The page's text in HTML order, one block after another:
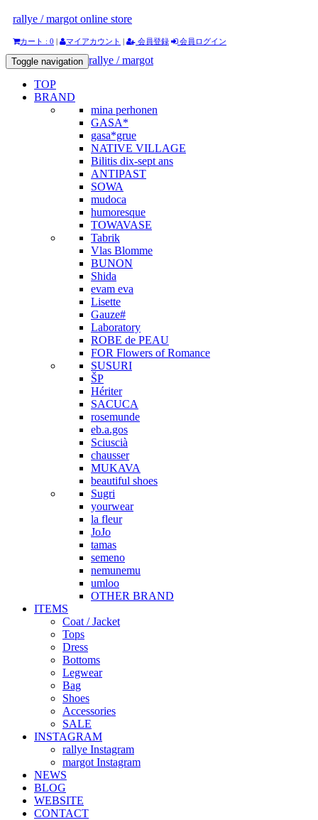
rallye / margot online store
カート : 0 | マイアカウント | 会員登録 会員ログイン
rallye / margot
Toggle navigation
TOP
BRAND
mina perhonen
GASA*
gasa*grue
NATIVE VILLAGE
Bilitis dix-sept ans
ANTIPAST
SOWA
mudoca
humoresque
TOWAVASE
Tabrik
Vlas Blomme
BUNON
Shida
evam eva
Lisette
Gauze#
Laboratory
ROBE de PEAU
FOR Flowers of Romance
SUSURI
ŠP
Hériter
SACUCA
rosemunde
eb.a.gos
Sciuscià
chausser
MUKAVA
beautiful shoes
Sugri
yourwear
la fleur
JoJo
tamas
semeno
nemunemu
umloo
OTHER BRAND
ITEMS
Coat / Jacket
Tops
Dress
Bottoms
Legwear
Bag
Shoes
Accessories
SALE
INSTAGRAM
rallye Instagram
margot Instagram
NEWS
BLOG
WEBSITE
CONTACT